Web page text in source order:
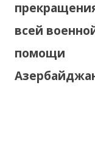
всей
помощи